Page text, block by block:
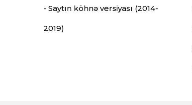
- Saytın köhnə versiyası (2014-
2019)